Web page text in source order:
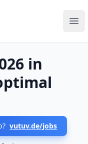
in
vutuv.de/jobs